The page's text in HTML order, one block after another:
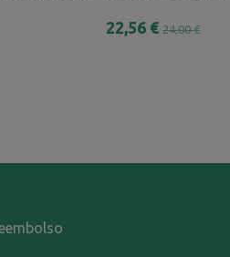
22,56 € 24,00 €